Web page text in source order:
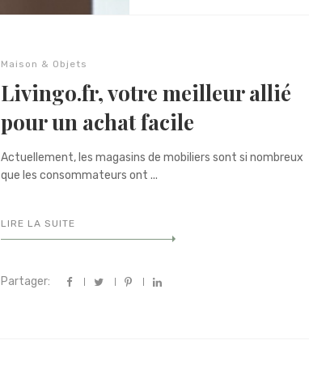
Maison & Objets
Livingo.fr, votre meilleur allié
pour un achat facile
Actuellement, les magasins de mobiliers sont si nombreux
que les consommateurs ont ...
LIRE LA SUITE
Partager: